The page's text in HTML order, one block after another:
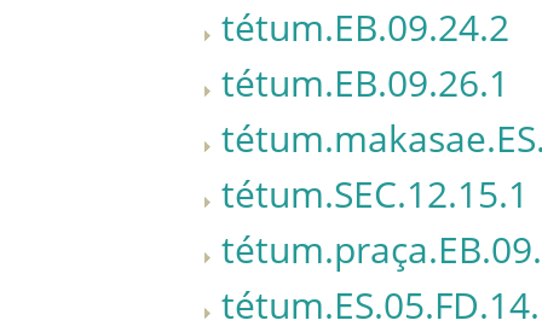
tétum.EB.09.24.2
tétum.EB.09.26.1
tétum.SEC.12.15.1